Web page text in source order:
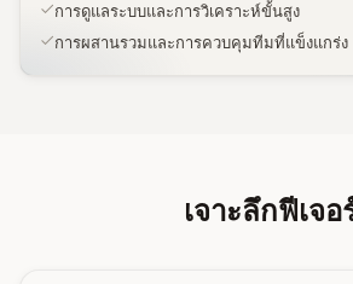
การดูแลระบบและการวิเคราะห์ขั้นสูง
การผสานรวมและการควบคุมทีมที่แข็งแกร่ง
เจาะลึกฟีเจอ